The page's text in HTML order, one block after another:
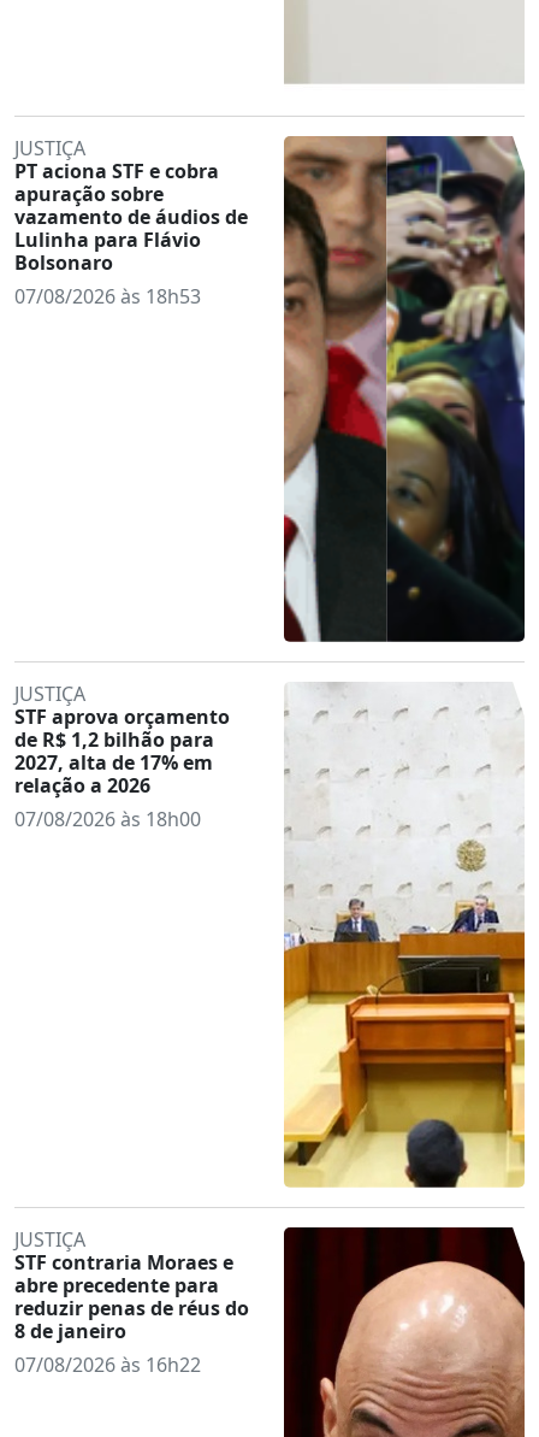
JUSTIÇA
PT aciona STF e cobra
apuração sobre
vazamento de áudios de
Lulinha para Flávio
Bolsonaro
07/08/2026 às 18h53
JUSTIÇA
STF aprova orçamento
de R$ 1,2 bilhão para
2027, alta de 17% em
relação a 2026
07/08/2026 às 18h00
JUSTIÇA
STF contraria Moraes e
abre precedente para
reduzir penas de réus do
8 de janeiro
07/08/2026 às 16h22